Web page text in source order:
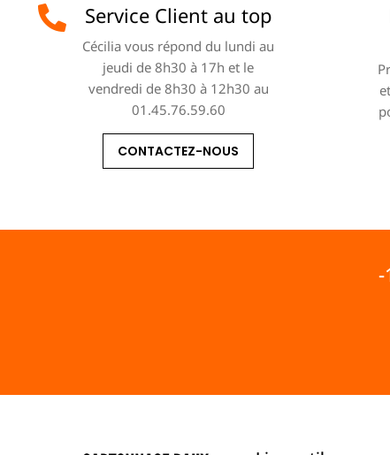
Service Client au top
Cécilia vous répond du lundi au
jeudi de 8h30 à 17h et le
vendredi de 8h30 à 12h30 au
01.45.76.59.60
CONTACTEZ-NOUS